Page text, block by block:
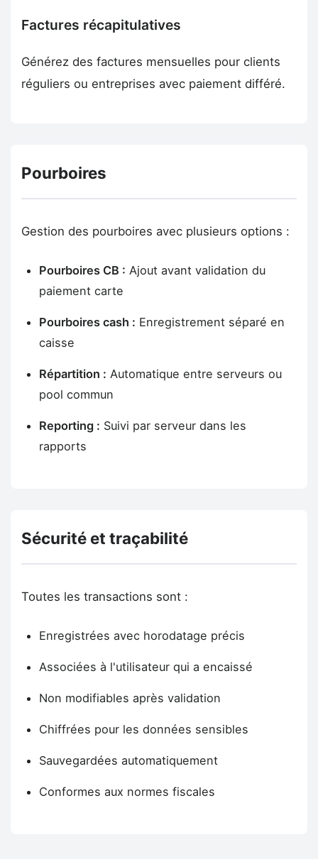
Factures récapitulatives
Générez des factures mensuelles pour clients
réguliers ou entreprises avec paiement différé.
Pourboires
Gestion des pourboires avec plusieurs options :
Pourboires CB : Ajout avant validation du
paiement carte
Pourboires cash : Enregistrement séparé en
caisse
Répartition : Automatique entre serveurs ou
pool commun
Reporting : Suivi par serveur dans les
rapports
Sécurité et traçabilité
Toutes les transactions sont :
Enregistrées avec horodatage précis
Associées à l'utilisateur qui a encaissé
Non modifiables après validation
Chiffrées pour les données sensibles
Sauvegardées automatiquement
Conformes aux normes fiscales